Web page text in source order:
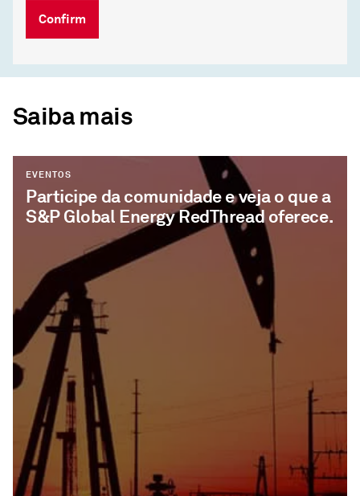
Confirm
Saiba mais
EVENTOS
Participe da comunidade e veja o que a
S&P Global Energy RedThread oferece.